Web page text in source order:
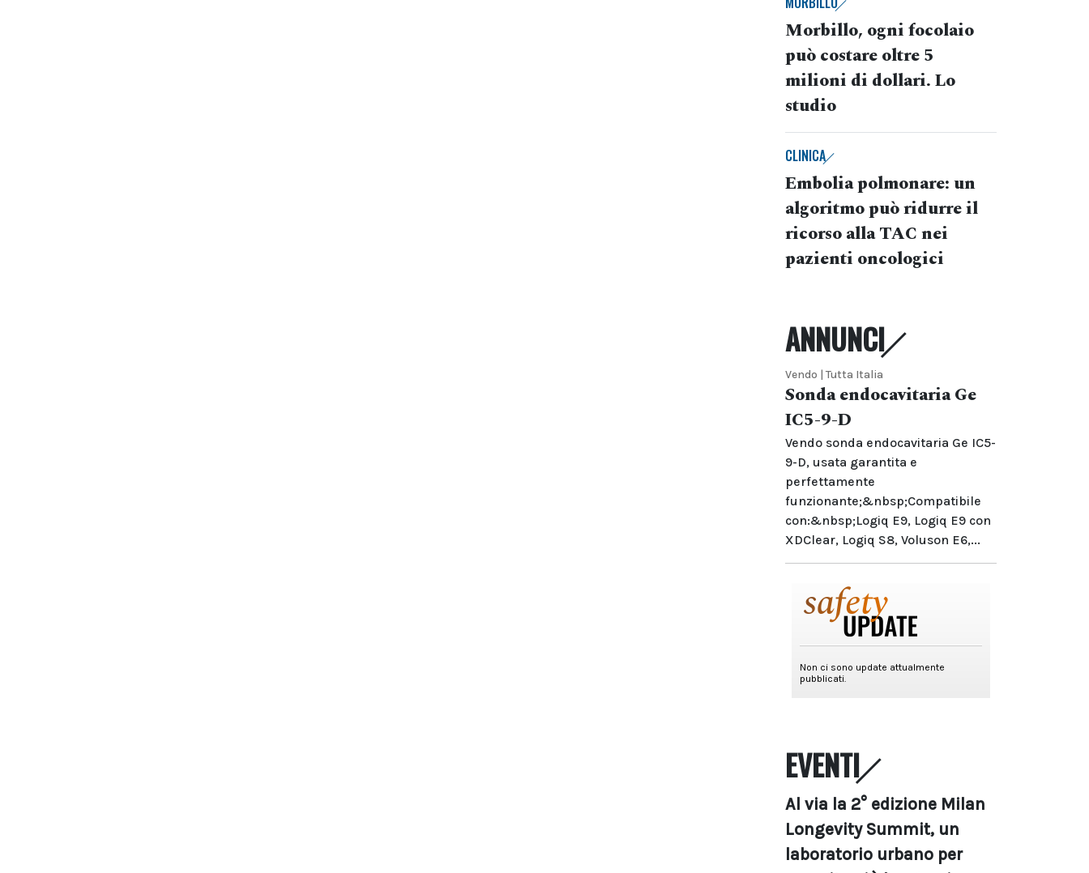
Morbillo, ogni focolaio
può costare oltre 5
milioni di dollari. Lo
studio
CLINICA
Embolia polmonare: un
algoritmo può ridurre il
ricorso alla TAC nei
pazienti oncologici
ANNUNCI
Vendo | Tutta Italia
Sonda endocavitaria Ge
IC5-9-D
Vendo sonda endocavitaria Ge IC5-
9-D, usata garantita e
perfettamente
funzionante;&nbsp;Compatibile
con:&nbsp;Logiq E9, Logiq E9 con
XDClear, Logiq S8, Voluson E6,...
EVENTI
Al via la 2° edizione Milan
Longevity Summit, un
laboratorio urbano per